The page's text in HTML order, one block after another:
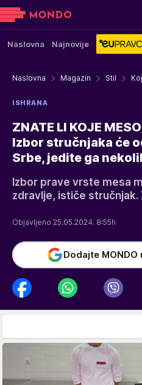
Naslovna Najnovije
Naslovna Magazin Stil
ISHRANA
ZNATE LI KOJE
Izbor stručnjaka će
Srbe, jedite ga
Izbor prave vrste mesa
zdravlje, ističe stručnjak.
Objavljeno 25.05.2024. 8:55h
Dodajte